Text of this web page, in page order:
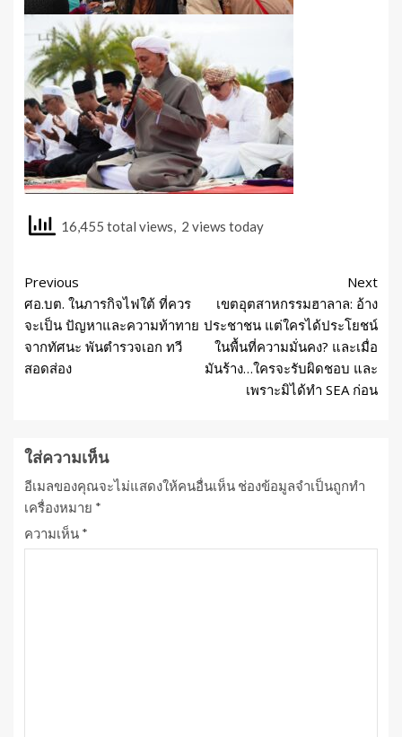
16,455 total views, 2 views today
Previous
ศอ.บต. ในภารกิจไฟใต้ ที่ควร
จะเป็น ปัญหาและความท้าทาย
จากทัศนะ พันตำรวจเอก ทวี
สอดส่อง
Next
เขตอุตสาหกรรมฮาลาล: อ้าง
ประชาชน แต่ใครได้ประโยชน์
ในพื้นที่ความมั่นคง? และเมื่อ
มันร้าง…ใครจะรับผิดชอบ และ
เพราะมิได้ทำ SEA ก่อน
ใส่ความเห็น
อีเมลของคุณจะไม่แสดงให้คนอื่นเห็น ช่องข้อมูลจำเป็นถูกทำ
เครื่องหมาย *
ความเห็น *